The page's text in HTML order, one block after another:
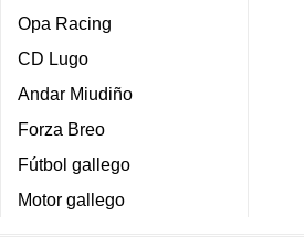
Opa Racing
CD Lugo
Andar Miudiño
Forza Breo
Fútbol gallego
Motor gallego